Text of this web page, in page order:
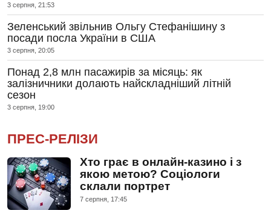
3 серпня, 21:53
Зеленський звільнив Ольгу Стефанішину з
посади посла України в США
3 серпня, 20:05
Понад 2,8 млн пасажирів за місяць: як
залізничники долають найскладніший літній
сезон
3 серпня, 19:00
ПРЕС-РЕЛІЗИ
Хто грає в онлайн-казино і з
якою метою? Соціологи
склали портрет
7 серпня, 17:45